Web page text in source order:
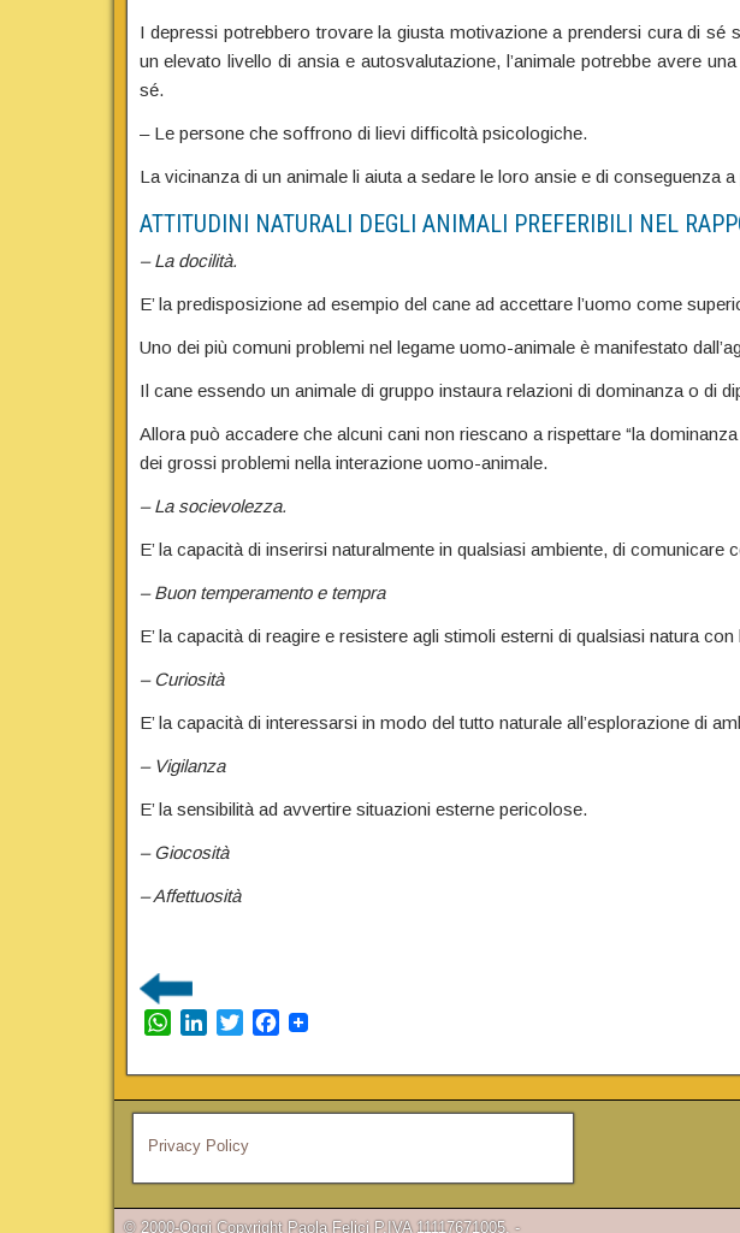
I depressi potrebbero trovare la giusta motivazione a prendersi cura di
un elevato livello di ansia e autosvalutazione, l’animale potrebbe avere
sé.
– Le persone che soffrono di lievi difficoltà psicologiche.
La vicinanza di un animale li aiuta a sedare le loro ansie e di conseguenza
ATTITUDINI NATURALI DEGLI ANIMALI PREFERIBILI NEL
– La docilità.
E’ la predisposizione ad esempio del cane ad accettare l’uomo come
Uno dei più comuni problemi nel legame uomo-animale è manifestato
Il cane essendo un animale di gruppo instaura relazioni di dominanza o di
Allora può accadere che alcuni cani non riescano a rispettare “la
dei grossi problemi nella interazione uomo-animale.
– La socievolezza.
E’ la capacità di inserirsi naturalmente in qualsiasi ambiente, di
– Buon temperamento e tempra
E’ la capacità di reagire e resistere agli stimoli esterni di qualsiasi natura
– Curiosità
E’ la capacità di interessarsi in modo del tutto naturale all’esplorazione di
– Vigilanza
E’ la sensibilità ad avvertire situazioni esterne pericolose.
– Giocosità
– Affettuosità
W
a
t
A
p
p
n
k
d
I
n
T
i
t
e
r
F
c
e
o
k
Privacy Policy
© 2000-Oggi Copyright Paola Felici P.IVA 11117671005. -